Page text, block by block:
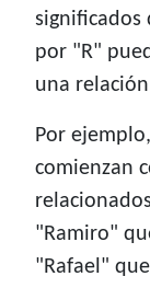
significados
por "R"
una
Por
comienzan
"Ramiro"
"Rafael"